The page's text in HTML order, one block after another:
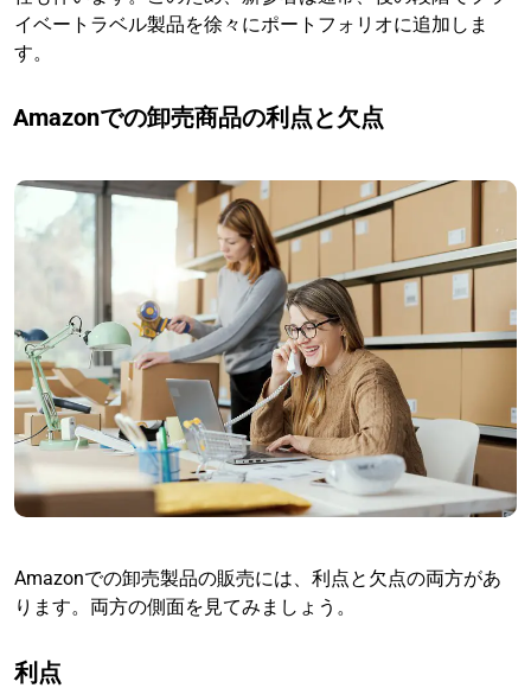
イベートラベル製品を徐々にポートフォリオに追加しま
す。
Amazonでの卸売商品の利点と欠点
Amazonでの卸売製品の販売には、利点と欠点の両方があ
ります。両方の側面を見てみましょう。
利点